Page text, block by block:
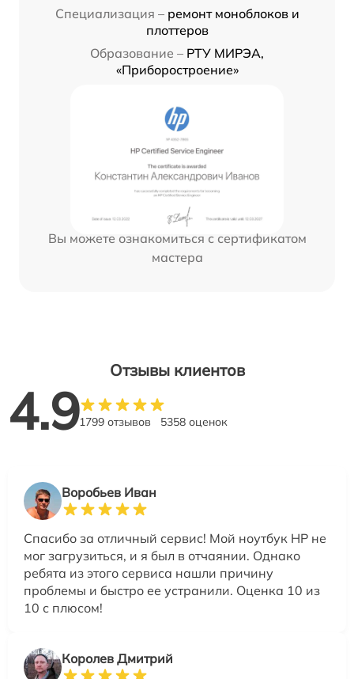
Специализация – ремонт моноблоков и
плоттеров
Образование – РТУ МИРЭА,
«Приборостроение»
Вы можете ознакомиться с сертификатом
мастера
Отзывы клиентов
4.91799 отзывов 5358 оценок
Воробьев Иван
Спасибо за отличный сервис! Мой ноутбук HP не
мог загрузиться, и я был в отчаянии. Однако
ребята из этого сервиса нашли причину
проблемы и быстро ее устранили. Оценка 10 из
10 с плюсом!
Королев Дмитрий